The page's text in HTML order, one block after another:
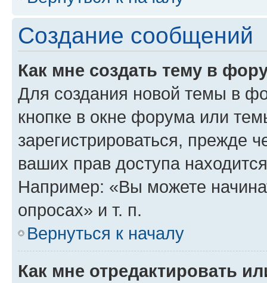
Создание сообщений
Как мне создать тему в
Для создания новой темы в
кнопке в окне форума или
зарегистрироваться, прежде
ваших прав доступа
Например: «Вы можете
опросах» и т. п.
Вернуться к началу
Как мне отредактировать